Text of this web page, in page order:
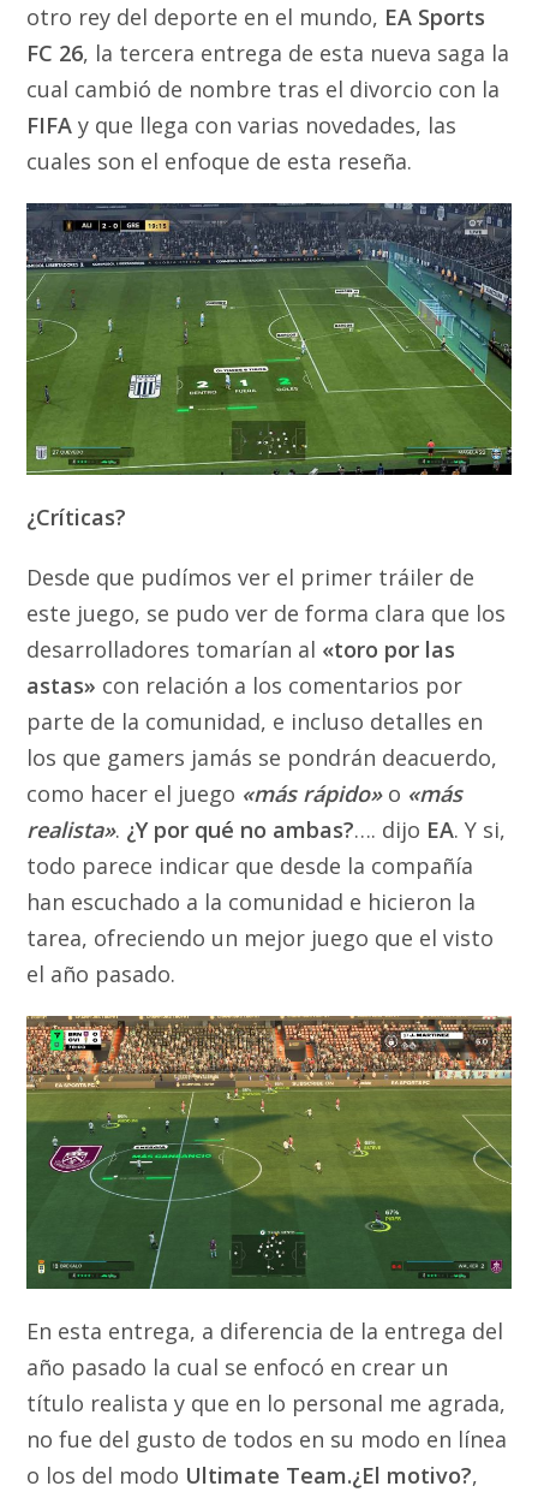
otro rey del deporte en el mundo, EA Sports
FC 26, la tercera entrega de esta nueva saga la
cual cambió de nombre tras el divorcio con la
FIFAy que llega con varias novedades, las
cuales son el enfoque de esta reseña.
¿Críticas?
Desde que pudímos ver el primer tráiler de
este juego, se pudo ver de forma clara que los
desarrolladores tomarían al «toro por las
astas» con relación a los comentarios por
parte de la comunidad, e incluso detalles en
los que gamers jamás se pondrán deacuerdo,
como hacer el juego «más rápido»o «más
realista». ¿Y por qué no ambas?…. dijo EA. Y si,
todo parece indicar que desde la compañía
han escuchado a la comunidad e hicieron la
tarea, ofreciendo un mejor juego que el visto
el año pasado.
En esta entrega, a diferencia de la entrega del
año pasado la cual se enfocó en crear un
título realista y que en lo personal me agrada,
no fue del gusto de todos en su modo en línea
o los del modo Ultimate Team.¿El motivo?,